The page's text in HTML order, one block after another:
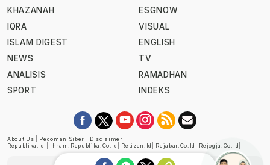
KHAZANAH
IQRA
ISLAM DIGEST
NEWS
ANALISIS
SPORT
ESGNOW
VISUAL
ENGLISH
TV
RAMADHAN
INDEKS
About Us Pedoman Siber
Disclaimer
Republika.id
Ihram.republika.co.id Retizen.id Rejabar.co.id Rejogja.co.id